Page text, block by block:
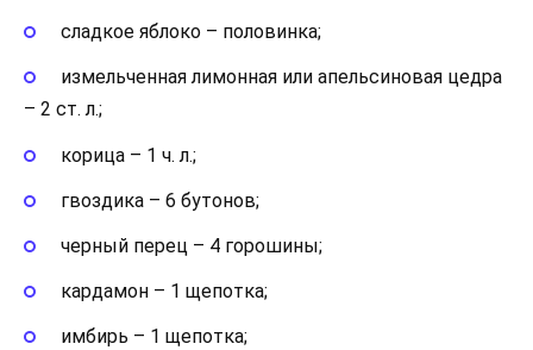
сладкое яблоко – половинка;
измельченная лимонная или апельсиновая цедра
– 2 ст. л.;
корица – 1 ч. л.;
гвоздика – 6 бутонов;
черный перец – 4 горошины;
кардамон – 1 щепотка;
имбирь – 1 щепотка;